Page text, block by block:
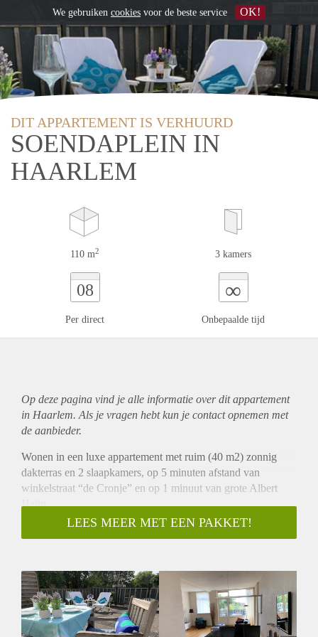
DIT APPARTEMENT IS VERHUURD
SOENDAPLEIN IN
HAARLEM
110 m2 3 kamers
08
Per direct
∞
Onbepaalde tijd
Op deze pagina vind je alle informatie over ditappartement
in Haarlem. Als je vragen hebt kun je contact opnemen met
de aanbieder.
Wonen in een luxe appartement met ruim (40 m2) zonnig
dakterras en 2 slaapkamers, op 5 minuten afstand van
winkelstraat “de Cronje” en op 1 minuut van grote Albert
Heijn.
- Ruime kamers.
- Heerlijk dakterras op het Westen.
- Geheel voorzien van dubbel glas.
- Voldoende vrije parkeergelegenheid.
- Gunstig gelegen tov uitvalswegen.
- Openbaar vervoer: Bushalte en halte Zuid-Tangent op 1
LEES MEER MET EEN PAKKET!
We gebruiken cookies voor de beste service OK!